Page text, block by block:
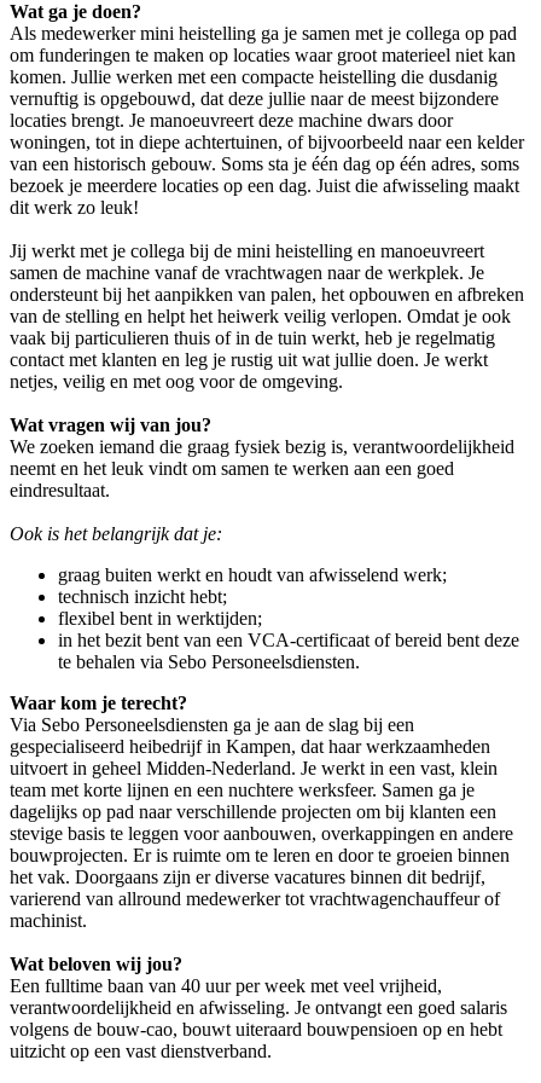
Wat ga je doen?
Als medewerker mini heistelling ga je samen met je collega op pad
om funderingen te maken op locaties waar groot materieel niet kan
komen. Jullie werken met een compacte heistelling die dusdanig
vernuftig is opgebouwd, dat deze jullie naar de meest bijzondere
locaties brengt. Je manoeuvreert deze machine dwars door
woningen, tot in diepe achtertuinen, of bijvoorbeeld naar een kelder
van een historisch gebouw. Soms sta je één dag op één adres, soms
bezoek je meerdere locaties op een dag. Juist die afwisseling maakt
dit werk zo leuk!
Jij werkt met je collega bij de mini heistelling en manoeuvreert
samen de machine vanaf de vrachtwagen naar de werkplek. Je
ondersteunt bij het aanpikken van palen, het opbouwen en afbreken
van de stelling en helpt het heiwerk veilig verlopen. Omdat je ook
vaak bij particulieren thuis of in de tuin werkt, heb je regelmatig
contact met klanten en leg je rustig uit wat jullie doen. Je werkt
netjes, veilig en met oog voor de omgeving.
Wat vragen wij van jou?
We zoeken iemand die graag fysiek bezig is, verantwoordelijkheid
neemt en het leuk vindt om samen te werken aan een goed
eindresultaat.
Ook is het belangrijk dat je:
graag buiten werkt en houdt van afwisselend werk;
technisch inzicht hebt;
flexibel bent in werktijden;
in het bezit bent van een VCA-certificaat of bereid bent deze
te behalen via Sebo Personeelsdiensten.
Waar kom je terecht?
Via Sebo Personeelsdiensten ga je aan de slag bij een
gespecialiseerd heibedrijf in Kampen, dat haar werkzaamheden
uitvoert in geheel Midden-Nederland. Je werkt in een vast, klein
team met korte lijnen en een nuchtere werksfeer. Samen ga je
dagelijks op pad naar verschillende projecten om bij klanten een
stevige basis te leggen voor aanbouwen, overkappingen en andere
bouwprojecten. Er is ruimte om te leren en door te groeien binnen
het vak. Doorgaans zijn er diverse vacatures binnen dit bedrijf,
varierend van allround medewerker tot vrachtwagenchauffeur of
machinist.
Wat beloven wij jou?
Een fulltime baan van 40 uur per week met veel vrijheid,
verantwoordelijkheid en afwisseling. Je ontvangt een goed salaris
volgens de bouw-cao, bouwt uiteraard bouwpensioen op en hebt
uitzicht op een vast dienstverband.